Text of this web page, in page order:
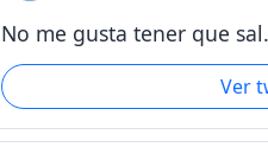
No me gusta tener que
Ver